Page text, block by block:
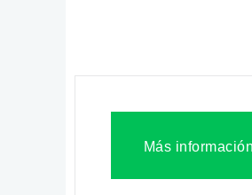
Más información